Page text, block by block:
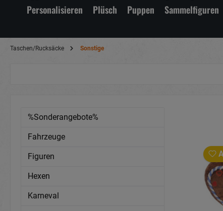
Personalisieren
Plüsch Puppen Sammelfiguren
Taschen/Rucksäcke Sonstige
%Sonderangebote%
Fahrzeuge
Figuren
Hexen
Karneval